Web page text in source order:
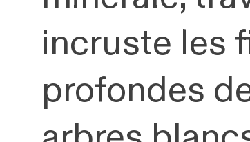
incruste les
profondes